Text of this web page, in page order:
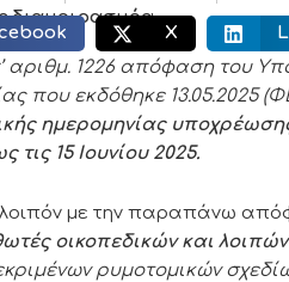
διαμοιρασμός:
X
αριθμ. 1226 απόφαση του
που εκδόθηκε 13.05.2025
ημερομηνίας
τις 15 Ιουνίου 2025.
με την παραπάνω
οικοπεδικών και
ρυμοτομικών